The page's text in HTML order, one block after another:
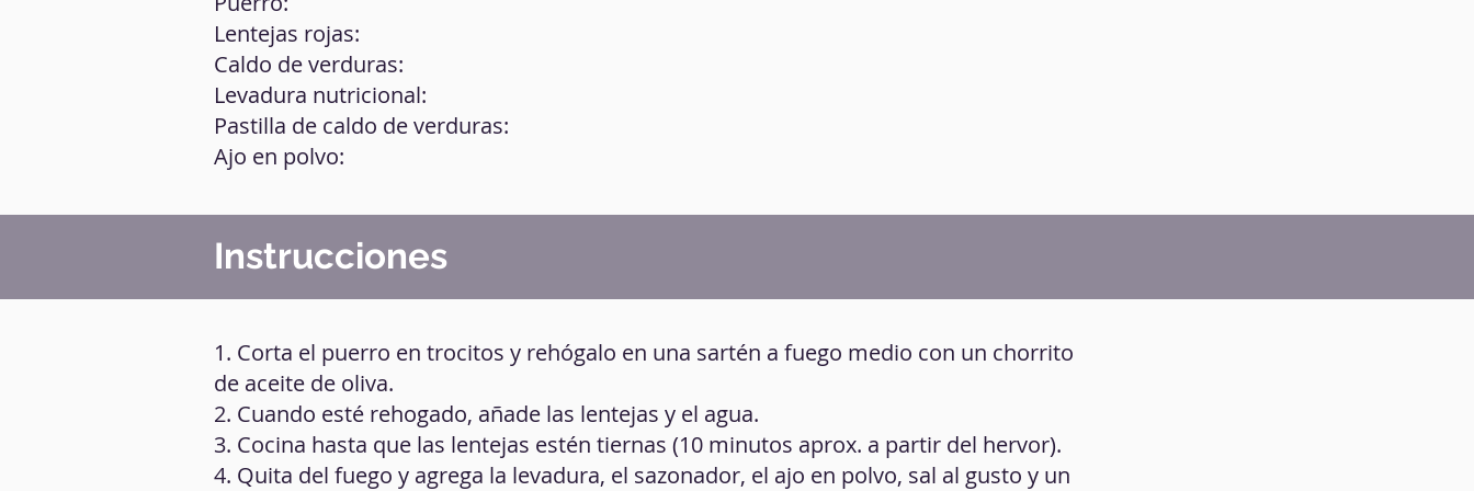
Lentejas rojas:
Caldo de verduras:
Levadura nutricional:
Pastilla de caldo de verduras:
Ajo en polvo:
Instrucciones
1. Corta el puerro en trocitos y rehógalo en una sartén a fuego medio con un chorrito
de aceite de oliva.
2. Cuando esté rehogado, añade las lentejas y el agua.
3. Cocina hasta que las lentejas estén tiernas (10 minutos aprox. a partir del hervor).
4. Quita del fuego y agrega la levadura, el sazonador, el ajo en polvo, sal al gusto y un